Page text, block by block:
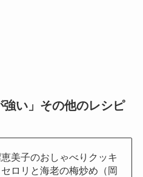
い」その他のレシピ
恵美子のおしゃべりクッキ
ロリと海老の梅炒め（岡